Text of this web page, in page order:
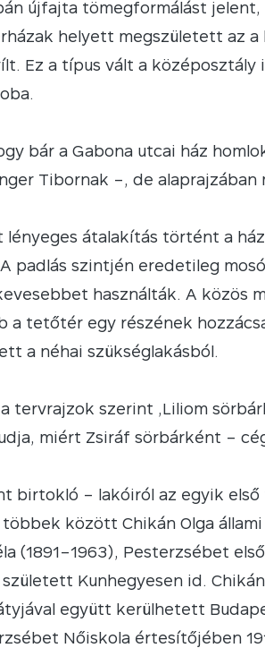
újfajta tömegformálást
helyett megszületett az
Ez a típus vált a
bár a Gabona utcai ház
Tibornak –, de alaprajzában
lényeges átalakítás történt a
padlás szintjén eredetileg
használták. A közös
a tetőtér egy részének
a néhai szükséglakásból.
tervrajzok szerint „Liliom
miért Zsiráf sörbárként –
birtokló – lakóiról az egyik
között Chikán Olga
(1891–1963), Pesterzsébet
Kunhegyesen id.
együtt kerülhetett
Nőiskola értesítőjében